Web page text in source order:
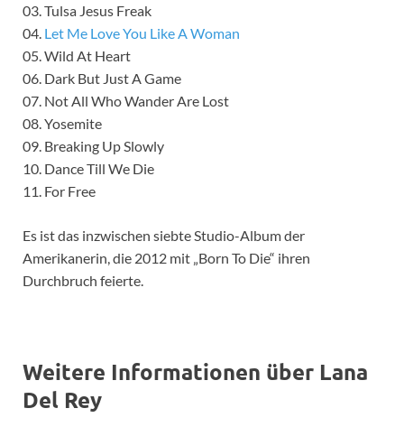
03. Tulsa Jesus Freak
04. Let Me Love You Like A Woman
05. Wild At Heart
06. Dark But Just A Game
07. Not All Who Wander Are Lost
08. Yosemite
09. Breaking Up Slowly
10. Dance Till We Die
11. For Free
Es ist das inzwischen siebte Studio-Album der
Amerikanerin, die 2012 mit „Born To Die“ ihren
Durchbruch feierte.
Weitere Informationen über Lana
Del Rey